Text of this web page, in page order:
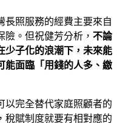
長照服務的經費主要來自
。但祝健芳分析， 不論
少子化的浪潮下，未來能
能面臨「用錢的人多、繳
以完全替代家庭照顧者的
稅賦制度就要有相對應的